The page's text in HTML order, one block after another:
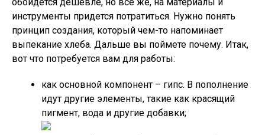
обойдется дешевле, но все же, на материалы и
инструменты придется потратиться. Нужно понять
принцип создания, который чем-то напоминает
выпекание хлеба. Дальше вы поймете почему. Итак,
вот что потребуется вам для работы:
как основной компонент – гипс. В пополнение
идут другие элементы, такие как красящий
пигмент, вода и другие добавки;